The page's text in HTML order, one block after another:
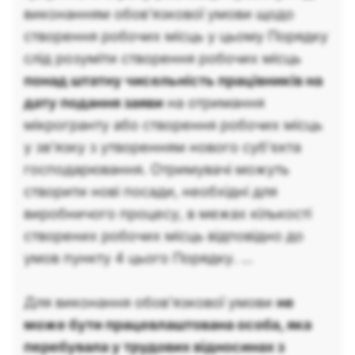
виконанням обов’язкової умови щодо
створення робочих місць у цьому Порядку
слід розуміти створення робочих місць
понад штатну чисельність працівників на
дату подання заявина отримання
мікрогранту або створення робочих місць
у зв’язку з утворенням нового суб’єкта
господарювання. Отримувачі можуть
створити нові посади, необхідні для
виробничого процесу, в межах кількості
створених робочих місць відповідно до
умов пункту 4 цього Порядку. ...
Для виконання обов’язкової умовине
може бути працевлаштована особа, яка
перебувала у трудових відносинах з